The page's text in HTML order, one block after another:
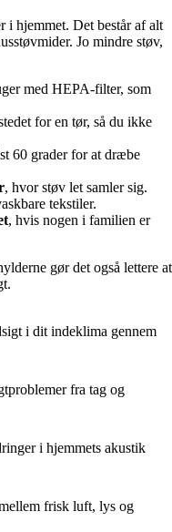
i hjemmet. Det består af alt
Jo mindre støv,
med HEPA-filter, som
for en tør, så du ikke
60 grader for at dræbe
, hvor støv let samler sig.
tekstiler.
, hvis nogen i familien er
gør det også lettere at
i dit indeklima gennem
fra tag og
i hjemmets akustik
frisk luft, lys og